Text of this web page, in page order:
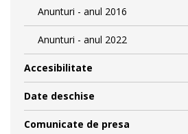
Anunturi - anul 2016
Anunturi - anul 2022
Accesibilitate
Date deschise
Comunicate de presa